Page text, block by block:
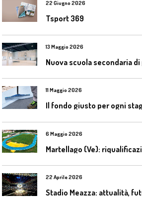
22 Giugno 2026
Tsport 369
13 Maggio 2026
11 Maggio 2026
6 Maggio 2026
22 Aprile 2026
Stadio Meazza: attualità,